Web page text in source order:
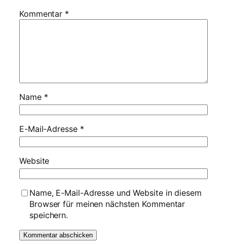
Kommentar *
Name *
E-Mail-Adresse *
Website
Name, E-Mail-Adresse und Website in diesem
Browser für meinen nächsten Kommentar
speichern.